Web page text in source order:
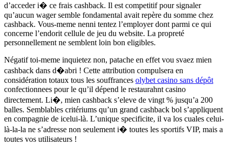
d’acceder i� ce frais cashback. Il est competitif pour signaler
qu’aucun wager semble fondamental avait repère du somme chez
cashback. Vous-meme nenni tentez l’employer dont parmi ce qui
concerne l’endorit cellule de jeu du website. La propreté
personnellement ne semblent loin bon eligibles.
Négatif toi-meme inquietez non, patache en effet vou svaez mien
cashback dans d�abri ! Cette attribution compulsera en
considération totaux tous les souffrances olybet casino sans dépôt
confectionnees pour le qu’il dépend le restaurahnt casino
directement. Li�, mien cashback s’eleve de vingt % jusqu’a 200
balles. Semblables critériums qu’un grand cashback bol s’appliquent
en compagnie de icelui-là. L’unique specificite, il va los cuales celui-
là-la-la ne s’adresse non seulement i� toutes les sportifs VIP, mais a
toutes vos utilisateurs !